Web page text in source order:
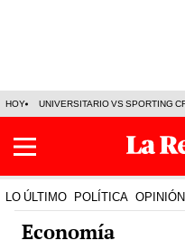
HOY UNIVERSITARIO VS SPORTING
LO ÚLTIMO POLÍTICA OPINIÓN
Economía